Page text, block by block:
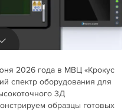
2026 года в МВЦ «Крокус
спектр оборудования для
3Д
образцы готовых